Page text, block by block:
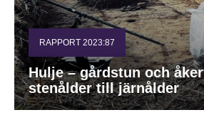
RAPPORT 2023:87
Hulje – gårdstun och
stenålder till järnålder